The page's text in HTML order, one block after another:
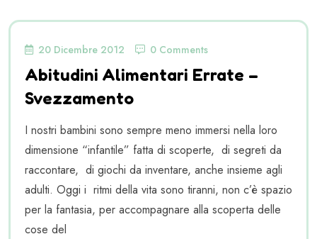
20 Dicembre 2012 0 Comments
Abitudini Alimentari Errate –
Svezzamento
I nostri bambini sono sempre meno immersi nella loro
dimensione “infantile” fatta di scoperte, di segreti da
raccontare, di giochi da inventare, anche insieme agli
adulti. Oggi i ritmi della vita sono tiranni, non c’è spazio
per la fantasia, per accompagnare alla scoperta delle
cose del